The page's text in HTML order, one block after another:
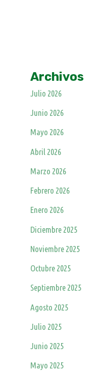
Archivos
Julio 2026
Junio 2026
Mayo 2026
Abril 2026
Marzo 2026
Febrero 2026
Enero 2026
Diciembre 2025
Noviembre 2025
Octubre 2025
Septiembre 2025
Agosto 2025
Julio 2025
Junio 2025
Mayo 2025